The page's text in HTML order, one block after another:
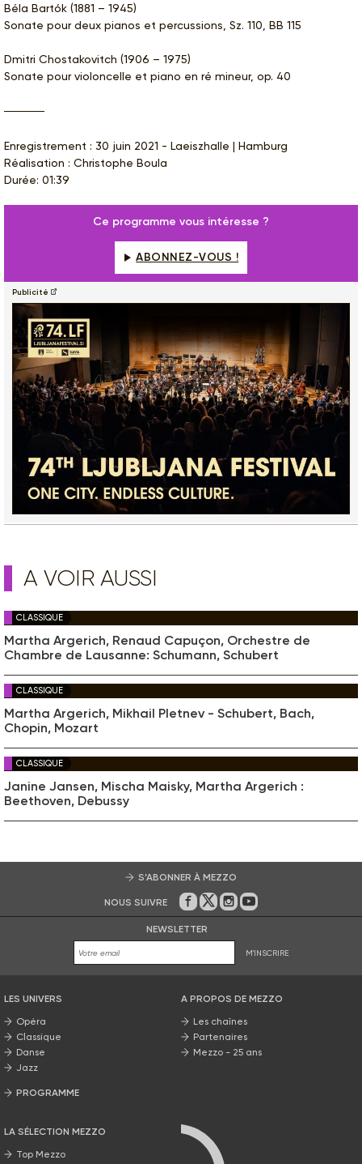
Béla Bartók (1881 – 1945)
Sonate pour deux pianos et percussions, Sz. 110, BB 115
Dmitri Chostakovitch (1906 – 1975)
Sonate pour violoncelle et piano en ré mineur, op. 40
Enregistrement : 30 juin 2021 - Laeiszhalle | Hamburg
Réalisation : Christophe Boula
Durée: 01:39
Ce programme vous intéresse ?
ABONNEZ-VOUS !
Publicité
A VOIR AUSSI
CLASSIQUE
Martha Argerich, Renaud Capuçon, Orchestre de
Chambre de Lausanne: Schumann, Schubert
CLASSIQUE
Martha Argerich, Mikhail Pletnev - Schubert, Bach,
Chopin, Mozart
CLASSIQUE
Janine Jansen, Mischa Maisky, Martha Argerich :
Beethoven, Debussy
S’ABONNER À MEZZO
NOUS SUIVRE Sur Facebook
Sur Twitter
Sur Instagram
Sur Youtube
NEWSLETTER
M'INSCRIRE
LES UNIVERS
Opéra
Classique
Danse
Jazz
PROGRAMME
LA SÉLECTION MEZZO
Top Mezzo
A PROPOS DE MEZZO
Les chaînes
Partenaires
Mezzo - 25 ans